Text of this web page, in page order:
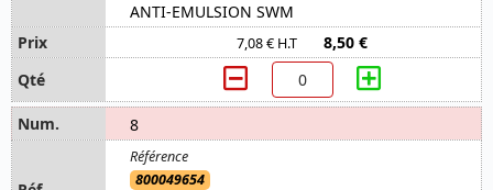
ANTI-EMULSION SWM
7,08 € H.T 8,50 €
8
800049654